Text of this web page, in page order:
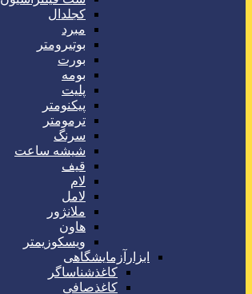
کجلدال
مبرد
بوتیرومتر
بورت
بومه
پلیت
پیکنومتر
ترمومتر
سرنگ
شیشه ساعت
قیف
لام
لامل
ملانژور
هاون
ویسکوزیمتر
ابزارآزمایشگاهی
کاغذشناساگر
کاغذصافی